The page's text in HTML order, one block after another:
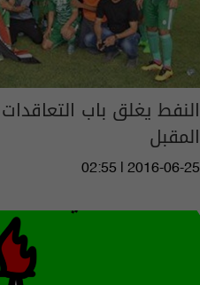
النفط يغلق باب
المقبل
02:55 | 2016-06-25